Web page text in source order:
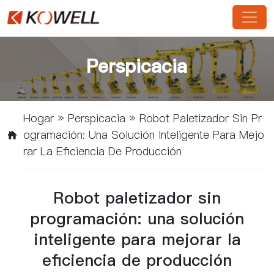
Perspicacia
Hogar» Perspicacia » Robot Paletizador Sin Pr
Ogramación: Una Solución Inteligente Para Mejo
Rar La Eficiencia De Producción
Robot paletizador sin
programación: una solución
inteligente para mejorar la
eficiencia de producción